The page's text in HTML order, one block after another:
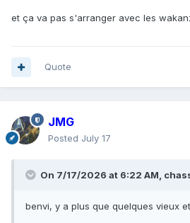
et ça va pas s'arranger avec les
Quote
JMG
Posted July 17
On 7/17/2026 at 6:22 AM,
benvi, y a plus que quelques vieux